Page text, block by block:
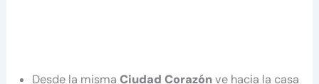
Desde la mismaCiudad Corazónve hacia la casa